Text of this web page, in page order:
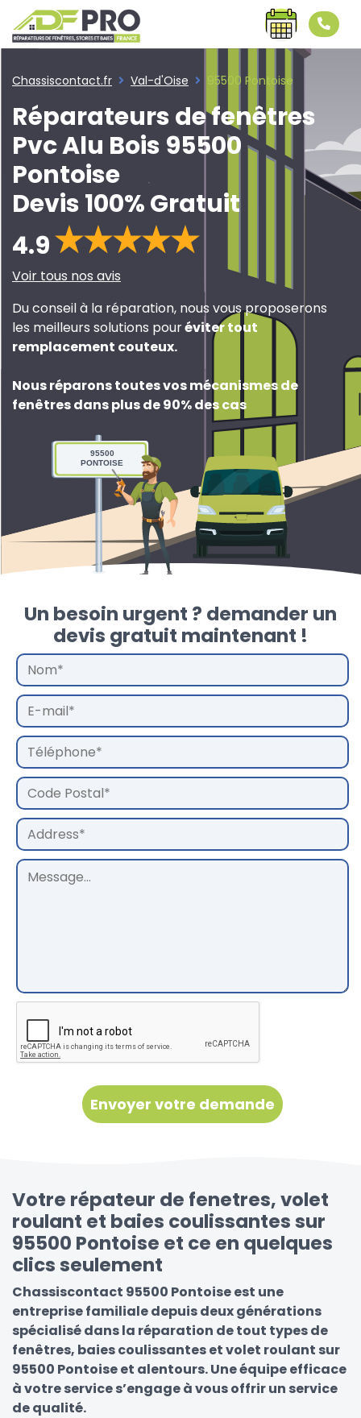
Chassiscontact.fr Val-d'Oise 95500 Pontoise
Réparateurs de fenêtres
Pvc Alu Bois 95500
Pontoise
Devis 100% Gratuit
4.9
Voir tous nos avis
Du conseil à la réparation, nous vous proposerons
les meilleurs solutions pouréviter tout
remplacement couteux.
Nous réparons toutes vos mécanismes de
fenêtres dans plus de 90% des cas
95500
PONTOISE
Un besoin urgent ? demander un
devis gratuit maintenant !
Votre répateur de fenetres, volet
roulant et baies coulissantes sur
95500 Pontoise et ce en quelques
clics seulement
Chassiscontact 95500 Pontoise est une
entreprise familiale depuis deux générations
spécialisé dans la réparation de tout types de
fenêtres, baies coulissantes et volet roulant sur
95500 Pontoise et alentours. Une équipe efficace
à votre service s’engage à vous offrir un service
de qualité.